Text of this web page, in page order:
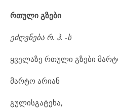
რთული გზები
ეძღვნება რ. ჰ. -ს
ყველაზე რთული გზები
მარტო არიან
გულისგატეხა,